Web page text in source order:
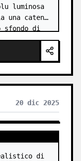
luminosa
una catena
sfondo di
20 dic 2025
di